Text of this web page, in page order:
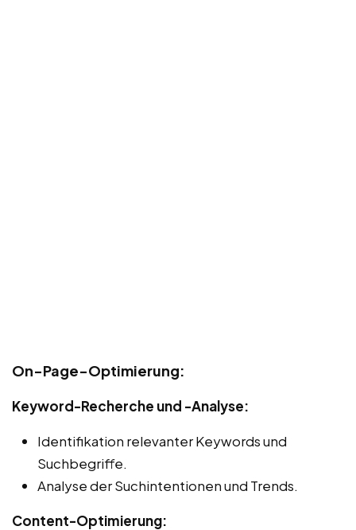
On-Page-Optimierung:
Keyword-Recherche und -Analyse:
Identifikation relevanter Keywords und
Suchbegriffe.
Analyse der Suchintentionen und Trends.
Content-Optimierung: